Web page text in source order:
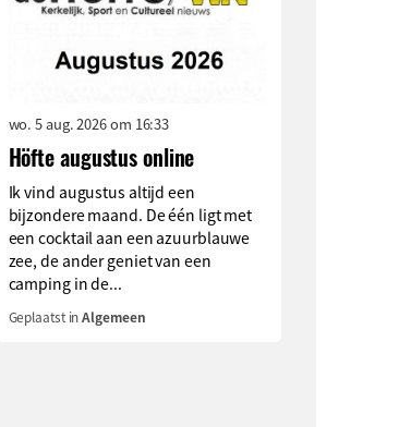
wo. 5 aug. 2026 om 16:33
Höfte augustus online
Ik vind augustus altijd een
bijzondere maand. De één ligt met
een cocktail aan een azuurblauwe
zee, de ander geniet van een
camping in de...
Geplaatst inAlgemeen